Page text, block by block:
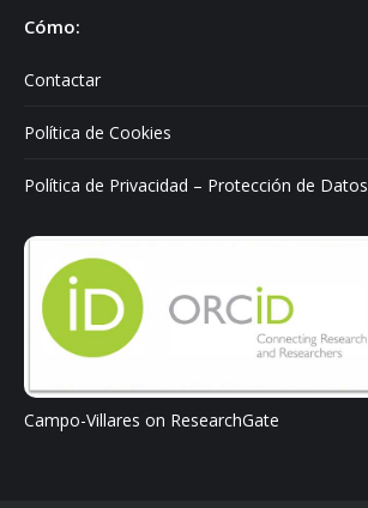
Cómo:
Contactar
Política de Cookies
Política de Privacidad – Protección de Datos
Campo-Villares on ResearchGate